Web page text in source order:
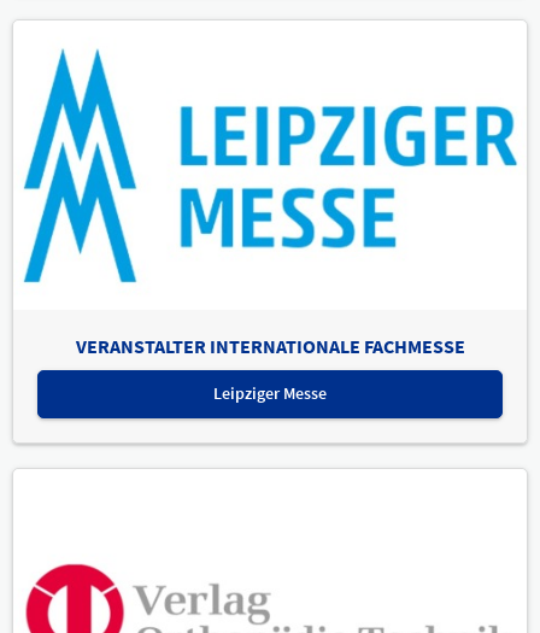
VERANSTALTER INTERNATIONALE FACHMESSE
Leipziger Messe